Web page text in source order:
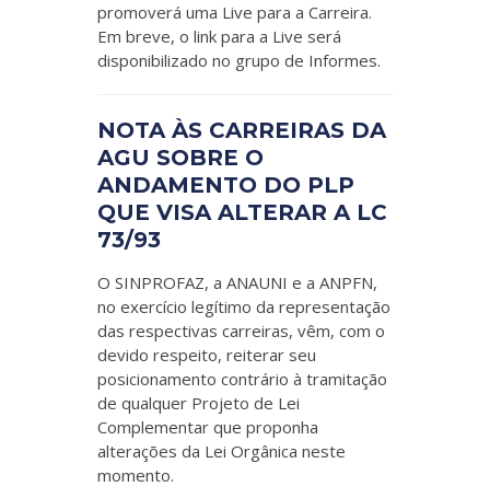
promoverá uma Live para a Carreira.
Em breve, o link para a Live será
disponibilizado no grupo de Informes.
NOTA ÀS CARREIRAS DA
AGU SOBRE O
ANDAMENTO DO PLP
QUE VISA ALTERAR A LC
73/93
O SINPROFAZ, a ANAUNI e a ANPFN,
no exercício legítimo da representação
das respectivas carreiras, vêm, com o
devido respeito, reiterar seu
posicionamento contrário à tramitação
de qualquer Projeto de Lei
Complementar que proponha
alterações da Lei Orgânica neste
momento.